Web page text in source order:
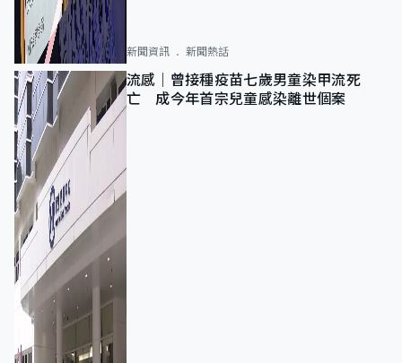
新聞資訊 新聞熱話
流感｜曾接種疫苗七歲男童染甲流死
亡 成今年首宗兒童感染離世個案